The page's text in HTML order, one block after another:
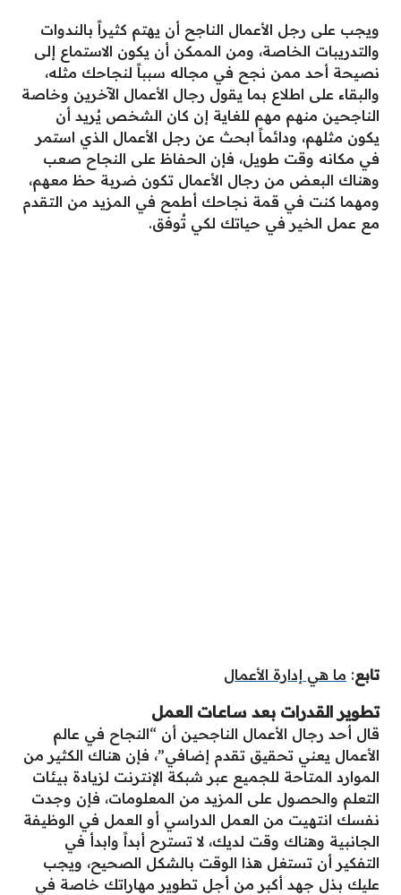
ويجب على رجل الأعمال الناجح أن يهتم كثيراً بالندوات
والتدريبات الخاصة، ومن الممكن أن يكون الاستماع إلى
نصيحة أحد ممن نجح في مجاله سبباً لنجاحك مثله،
والبقاء على اطلاع بما يقول رجال الأعمال الآخرين وخاصة
الناجحين منهم مهم للغاية إن كان الشخص يُريد أن
يكون مثلهم، ودائماً ابحث عن رجل الأعمال الذي استمر
في مكانه وقت طويل، فإن الحفاظ على النجاح صعب
وهناك البعض من رجال الأعمال تكون ضربة حظ معهم،
ومهما كنت في قمة نجاحك أطمح في المزيد من التقدم
مع عمل الخير في حياتك لكي تُوفق.
تابع: ما هي إدارة الأعمال
تطوير القدرات بعد ساعات العمل
قال أحد رجال الأعمال الناجحين أن “النجاح في عالم
الأعمال يعني تحقيق تقدم إضافي”، فإن هناك الكثير من
الموارد المتاحة للجميع عبر شبكة الإنترنت لزيادة بيئات
التعلم والحصول على المزيد من المعلومات، فإن وجدت
نفسك انتهيت من العمل الدراسي أو العمل في الوظيفة
الجانبية وهناك وقت لديك، لا تسترح أبداً وابدأ في
التفكير أن تستغل هذا الوقت بالشكل الصحيح، ويجب
عليك بذل جهد أكبر من أجل تطوير مهاراتك خاصة في